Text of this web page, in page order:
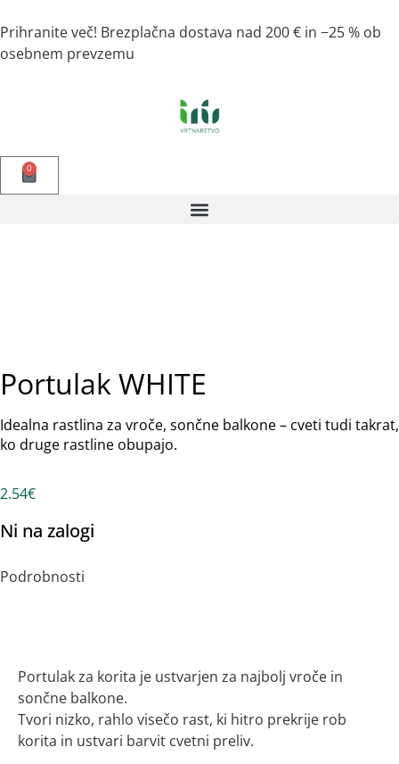
Prihranite več! Brezplačna dostava nad 200 € in −25 % ob
osebnem prevzemu
0
Portulak WHITE
Idealna rastlina za vroče, sončne balkone – cveti tudi takrat,
ko druge rastline obupajo.
2.54€
Ni na zalogi
Podrobnosti
Portulak za korita je ustvarjen za najbolj vroče in
sončne balkone.
Tvori nizko, rahlo visečo rast, ki hitro prekrije rob
korita in ustvari barvit cvetni preliv.